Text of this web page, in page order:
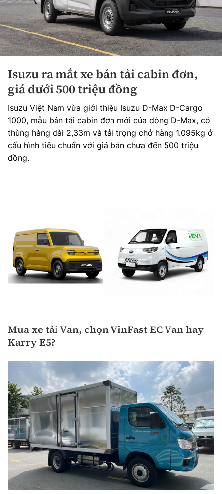
Isuzu ra mắt xe bán tải cabin đơn,
giá dưới 500 triệu đồng
Isuzu Việt Nam vừa giới thiệu Isuzu D-Max D-Cargo
1000, mẫu bán tải cabin đơn mới của dòng D-Max, có
thùng hàng dài 2,33m và tải trọng chở hàng 1.095kg ở
cấu hình tiêu chuẩn với giá bán chưa đến 500 triệu
đồng.
Mua xe tải Van, chọn VinFast EC Van hay
Karry E5?